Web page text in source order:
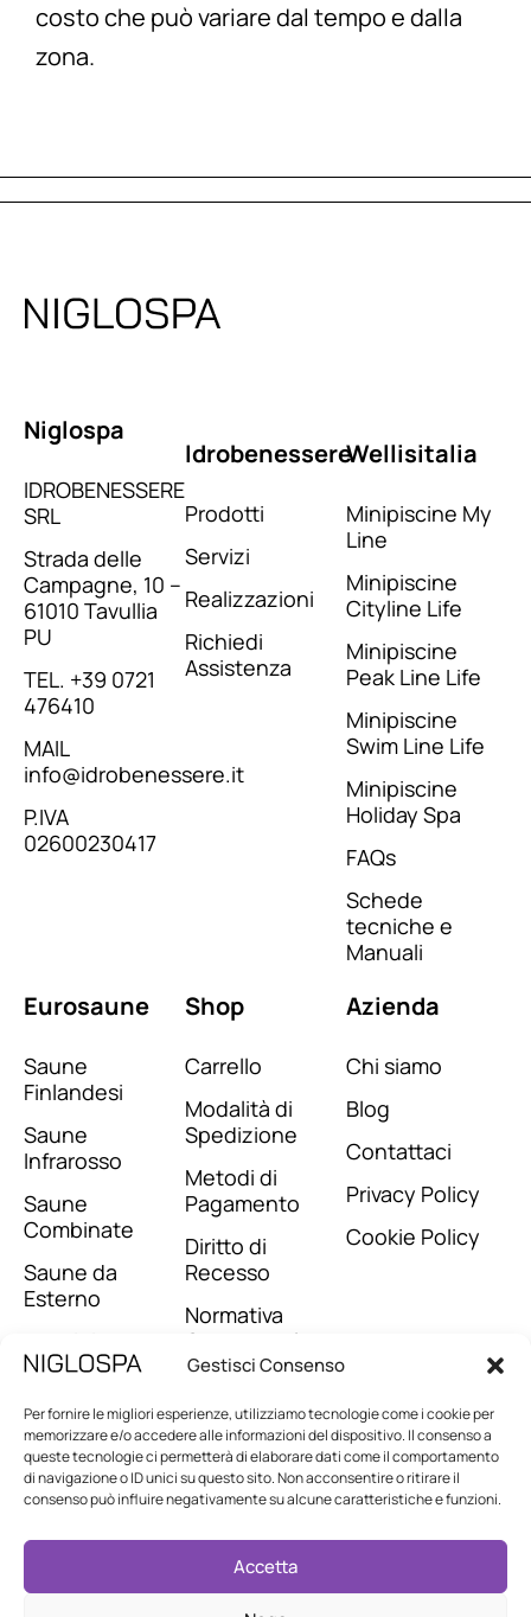
Gestisci Consenso
Per fornire le migliori esperienze, utilizziamo tecnologie come i cookie per
memorizzare e/o accedere alle informazioni del dispositivo. Il consenso a
queste tecnologie ci permetterà di elaborare dati come il comportamento
di navigazione o ID unici su questo sito. Non acconsentire o ritirare il
consenso può influire negativamente su alcune caratteristiche e funzioni.
Accetta
costo che può variare dal tempo e dalla
zona.
Niglospa
IDROBENESSERE
SRL
Strada delle
Campagne, 10 –
61010 Tavullia
PU
TEL. +39 0721
476410​
MAIL
info@idrobenessere.it
P.IVA
02600230417​
Idrobenessere
Prodotti
Servizi
Realizzazioni
Richiedi
Assistenza
Wellisitalia
Minipiscine My
Line
Minipiscine
Cityline Life
Minipiscine
Peak Line Life
Minipiscine
Swim Line Life
Minipiscine
Holiday Spa
FAQs
Schede
tecniche e
Manuali
Eurosaune
Saune
Finlandesi
Saune
Infrarosso
Saune
Combinate
Saune da
Esterno
Condizioni
Shop
Carrello
Modalità di
Spedizione
Metodi di
Pagamento
Diritto di
Recesso
Normativa
Contrattuale
Azienda
Chi siamo
Blog
Contattaci
Privacy Policy
Cookie Policy